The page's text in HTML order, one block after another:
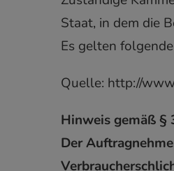
Staat, in dem die
Es gelten
Quelle: http://
Hinweis gemäß §
Der